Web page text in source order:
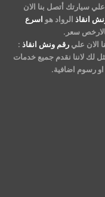
سيارتك أتصل بنا الان
انقاذ الرواد هو اسرع
سعر.
رقم ونش انقاذ :
لك لاننا نقدم جميع خدمات